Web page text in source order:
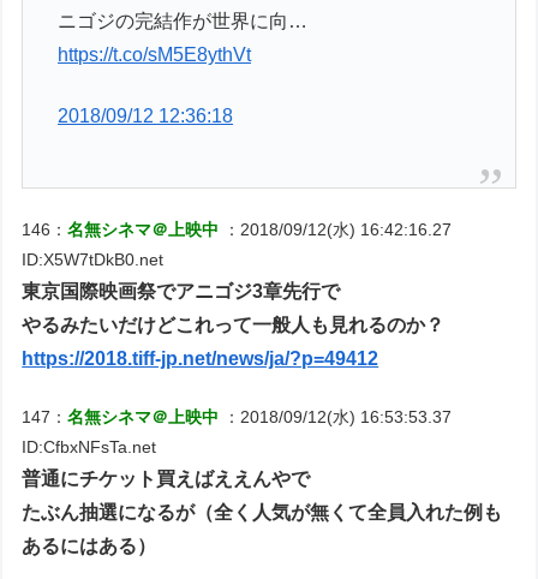
ニゴジの完結作が世界に向…
https://t.co/sM5E8ythVt
2018/09/12 12:36:18
146：名無シネマ＠上映中
：2018/09/12(水) 16:42:16.27
ID:X5W7tDkB0.net
東京国際映画祭でアニゴジ3章先行で
やるみたいだけどこれって一般人も見れるのか？
https://2018.tiff-jp.net/news/ja/?p=49412
147：名無シネマ＠上映中
：2018/09/12(水) 16:53:53.37
ID:CfbxNFsTa.net
普通にチケット買えばええんやで
たぶん抽選になるが（全く人気が無くて全員入れた例も
あるにはある）